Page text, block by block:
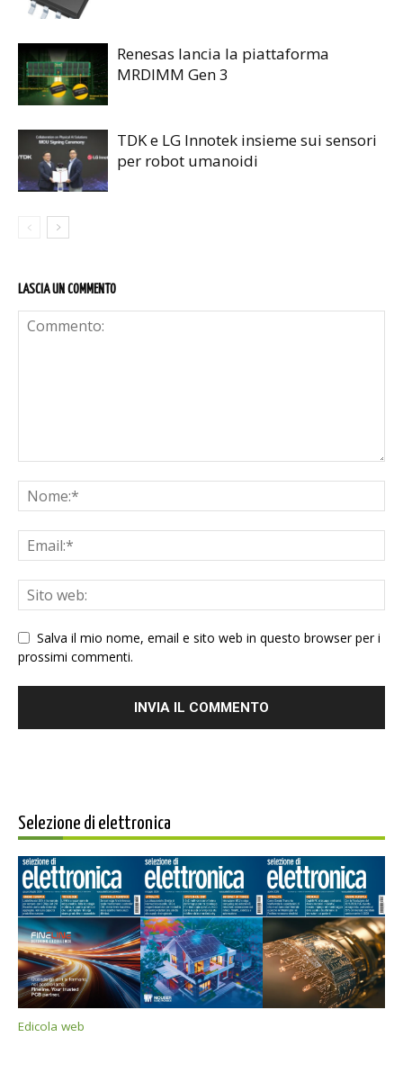
Renesas lancia la piattaforma
MRDIMM Gen 3
TDK e LG Innotek insieme sui sensori
per robot umanoidi
LASCIA UN COMMENTO
Salva il mio nome, email e sito web in questo browser per i
prossimi commenti.
Selezione di elettronica
Edicola web